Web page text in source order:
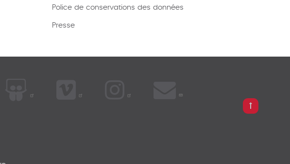
Police de conservations des données
Presse